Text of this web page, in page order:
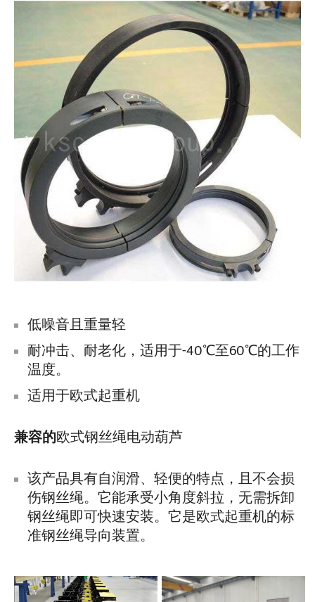
低噪音且重量轻
耐冲击、耐老化，适用于-40℃至60℃的工作
温度。
适用于欧式起重机
兼容的欧式钢丝绳电动葫芦
该产品具有自润滑、轻便的特点，且不会损
伤钢丝绳。它能承受小角度斜拉，无需拆卸
钢丝绳即可快速安装。它是欧式起重机的标
准钢丝绳导向装置。